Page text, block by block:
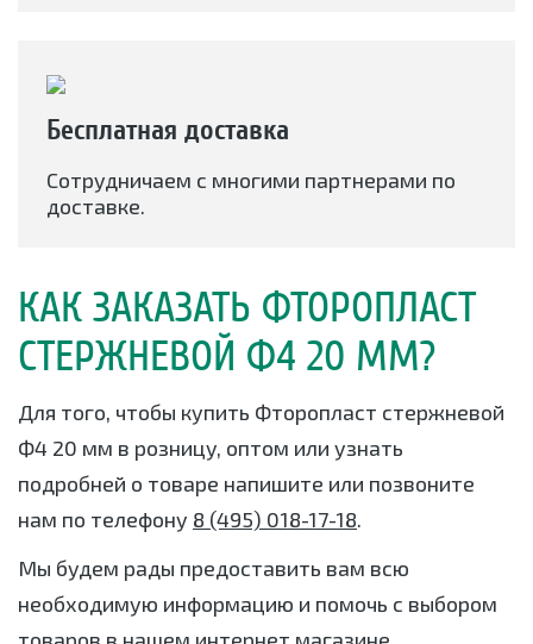
Бесплатная доставка
Сотрудничаем с многими партнерами по
доставке.
КАК ЗАКАЗАТЬ ФТОРОПЛАСТ
СТЕРЖНЕВОЙ Ф4 20 ММ?
Для того, чтобы купить Фторопласт стержневой
Ф4 20 мм в розницу, оптом или узнать
подробней о товаре напишите или позвоните
нам по телефону 8 (495) 018-17-18.
Мы будем рады предоставить вам всю
необходимую информацию и помочь с выбором